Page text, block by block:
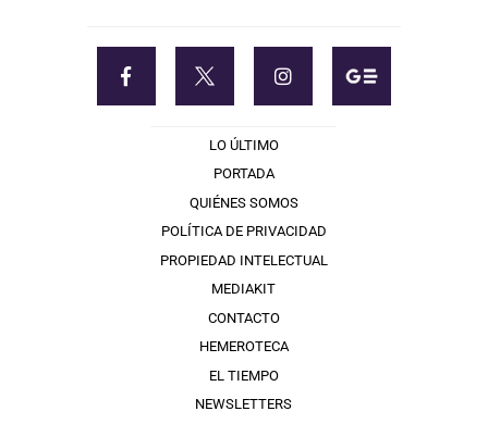
LO ÚLTIMO
PORTADA
QUIÉNES SOMOS
POLÍTICA DE PRIVACIDAD
PROPIEDAD INTELECTUAL
MEDIAKIT
CONTACTO
HEMEROTECA
EL TIEMPO
NEWSLETTERS